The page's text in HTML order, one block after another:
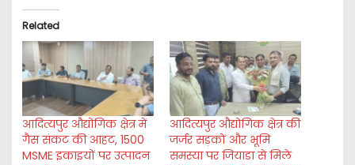
i
n
g
…
Related
आदित्यपुर औद्योगिक क्षेत्र में
गैस संकट की आहट, 1500
MSME इकाइयों पर उत्पादन
आदित्यपुर औद्योगिक क्षेत्र की
जर्जर सड़कों और भूमि
समस्या पर जियाडा से मिले